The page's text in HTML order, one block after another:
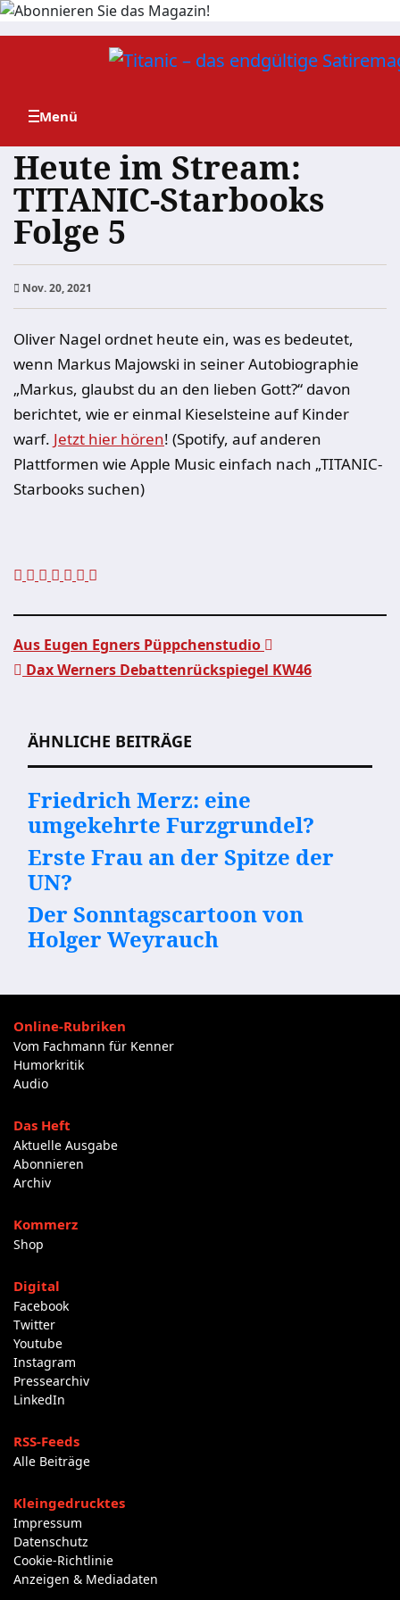
Zum
Heute im Stream:
TITANIC-Starbooks
Folge 5
Nov. 20, 2021
Oliver Nagel ordnet heute ein, was es bedeutet,
wenn Markus Majowski in seiner Autobiographie
„Markus, glaubst du an den lieben Gott?“ davon
berichtet, wie er einmal Kieselsteine auf Kinder
warf. Jetzt hier hören! (Spotify, auf anderen
Plattformen wie Apple Music einfach nach „TITANIC-
Starbooks suchen)
Aus Eugen Egners Püppchenstudio
Dax Werners Debattenrückspiegel KW46
ÄHNLICHE BEITRÄGE
Friedrich Merz: eine
umgekehrte Furzgrundel?
Erste Frau an der Spitze der
UN?
Der Sonntagscartoon von
Holger Weyrauch
Online-Rubriken
Vom Fachmann für Kenner
Humorkritik
Audio
Das Heft
Aktuelle Ausgabe
Abonnieren
Archiv
Kommerz
Shop
Digital
Facebook
Twitter
Youtube
Instagram
Pressearchiv
LinkedIn
RSS-Feeds
Alle Beiträge
Kleingedrucktes
Impressum
Datenschutz
Cookie-Richtlinie
Anzeigen & Mediadaten